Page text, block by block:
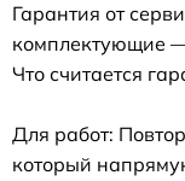
Гарантия от
комплектующие
Что считается
Для работ:
который